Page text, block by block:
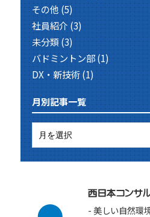
その他(5)
社員紹介 (3)
未分類(3)
バドミントン部(1)
DX・新技術(1)
月別記事一覧
- 美しい自然環